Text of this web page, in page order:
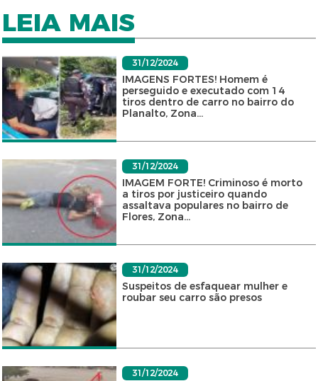
LEIA MAIS
31/12/2024
IMAGENS FORTES! Homem é
perseguido e executado com 14
tiros dentro de carro no bairro do
Planalto, Zona...
31/12/2024
IMAGEM FORTE! Criminoso é morto
a tiros por justiceiro quando
assaltava populares no bairro de
Flores, Zona...
31/12/2024
Suspeitos de esfaquear mulher e
roubar seu carro são presos
31/12/2024